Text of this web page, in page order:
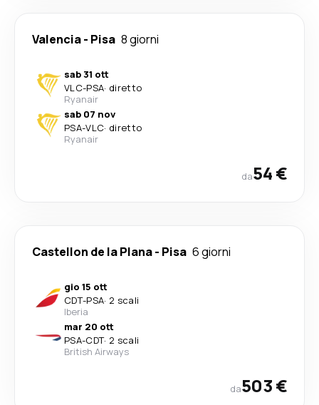
Valencia- Pisa 8 giorni
sab 31 ott
VLC-PSA· diretto
Ryanair
sab 07 nov
PSA-VLC· diretto
Ryanair
da54 €
Castellon de la Plana- Pisa 6 giorni
gio 15 ott
CDT-PSA· 2 scali
Iberia
mar 20 ott
PSA-CDT· 2 scali
British Airways
da503 €